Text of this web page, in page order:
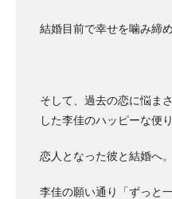
結婚目前で幸せを噛み締
そして、過去の恋に悩ま
した李佳のハッピーな便
恋人となった彼と結婚へ。
李佳の願い通り「ずっと